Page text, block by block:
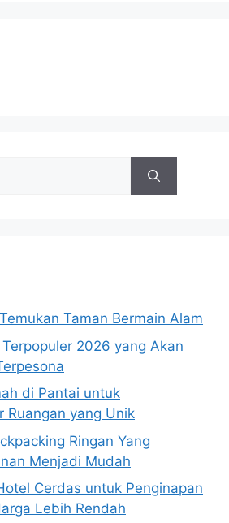
Taman Bermain Alam
2026 yang Akan
di Pantai untuk
Ruangan yang Unik
Ringan Yang
Menjadi Mudah
Cerdas untuk Penginapan
Lebih Rendah